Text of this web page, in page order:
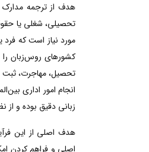
هدف از ترجمه مدارک
تحصیلی، شغلی یا
مورد نیاز است که فرد
کشورهای روس‌زبان را
تحصیل، مهاجرت، ثبت
انجام امور اداری
زبانی دقیق بوده و از
هدف اصلی از این
اصلی و فراهم کردن